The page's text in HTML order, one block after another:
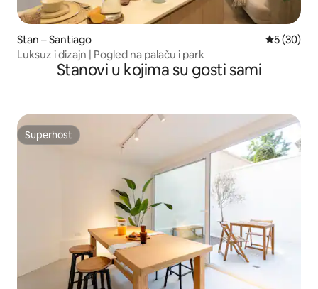
Stan – Santiago Prosječna
5 (30)
Luksuz i dizajn | Pogled na palaču i park
Stanovi u kojima su gosti sami
Superhost
Superhost